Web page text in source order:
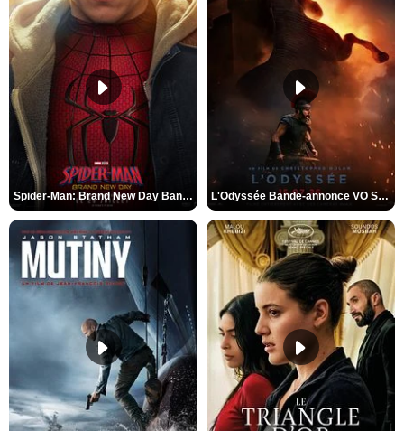
Spider-Man: Brand New Day Bande-annonce VO STFR L'Odyssée Bande-annonce VO STFR